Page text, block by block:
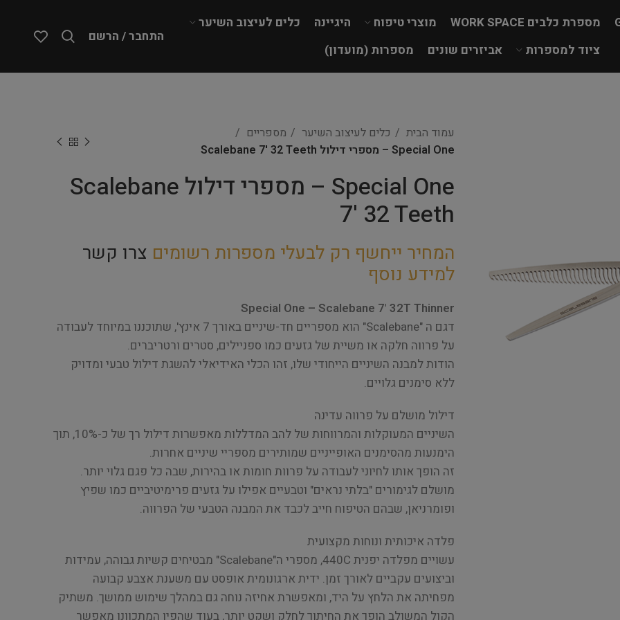
מספרת כלבים WORK SPACE מוצרי טיפוח היגיינה
כלים לעיצוב השיער
ציוד למספרות
אביזרים שונים מספרות (מועדון)
התחבר / הרשם
עמוד הבית כלים לעיצוב השיער
מספריים
Special One – מספרי דילול Scalebane 7' 32 Teeth
Special One – מספרי דילול Scalebane
7' 32 Teeth
המחיר ייחשף רק לבעלי מספרות רשומים צרו קשר
למידע נוסף
Special One – Scalebane 7' 32T Thinner
דגם ה "Scalebane" הוא מספריים חד-שיניים באורך 7 אינץ', שתוכננו במיוחד לעבודה
על פרווה חלקה או משיית של גזעים כמו ספניילים, סטרים ורטריברים.
הודות למבנה השיניים הייחודי שלו, זהו הכלי האידיאלי להשגת דילול טבעי ומדויק
ללא סימנים גלויים.
דילול מושלם על פרווה עדינה
השיניים המעוקלות והמרווחות של להב המדללות מאפשרות דילול רך של כ-10%, תוך
הימנעות מהסימנים האופייניים שמותירים מספריי שיניים אחרות.
זה הופך אותו לחיוני לעבודה על פרוות חומות או בהירות, שבה כל פגם גלוי יותר.
מושלם לגימורים "בלתי נראים" וטבעיים אפילו על גזעים פרימיטיביים כמו שפיץ
ופומרניאן, שבהם הטיפוח חייב לכבד את המבנה הטבעי של הפרווה.
פלדה איכותית ונוחות מקצועית
עשויים מפלדה יפנית 440C, מספרי ה"Scalebane" מבטיחים קשיות גבוהה, עמידות
וביצועים עקביים לאורך זמן. ידית ארגונומית אופסט עם משענת אצבע קבועה
מפחיתה את הלחץ על היד, ומאפשרת אחיזה נוחה גם במהלך שימוש ממושך. משתיק
הקול המשולב הופך את החיתוך לחלק ושקט יותר, בעוד שהפין המתכוונן מאפשר